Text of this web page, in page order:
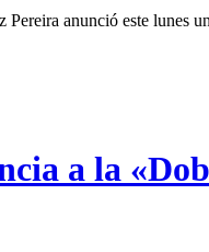
anunció este lunes
a la